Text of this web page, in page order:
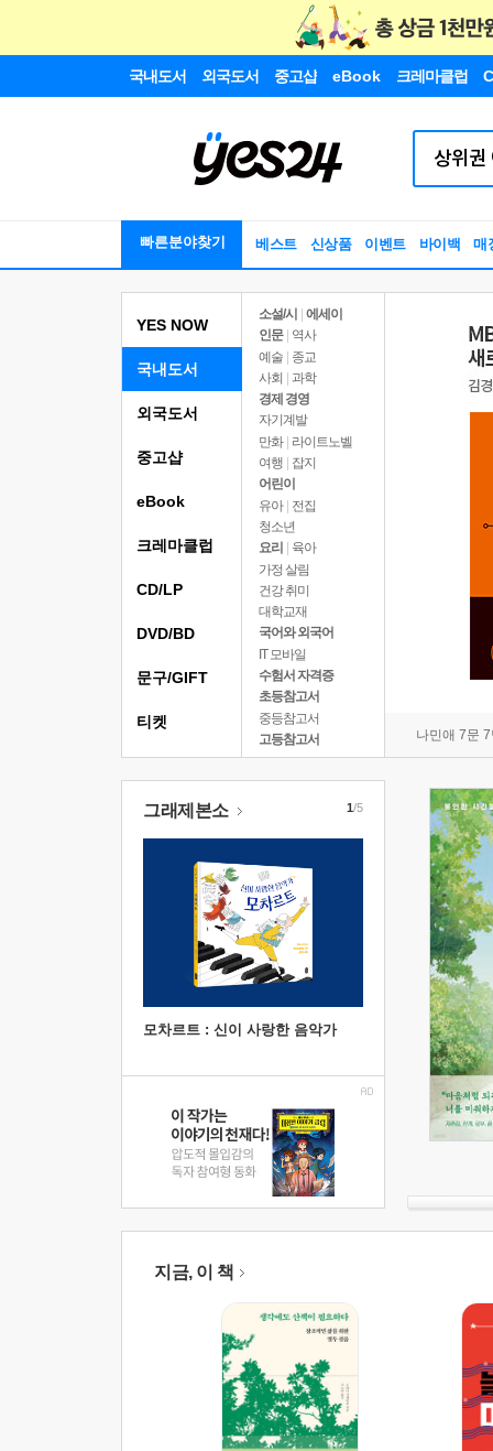
국내도서 외국도서 중고샵 eBook 크레마클럽
빠른분야찾기 베스트 신상품 이벤트 바이백 매
YES NOW
국내도서
소설/시
에세이
인문
역사
예술 | 종교
사회 | 과학
경제 경영
자기계발
만화 | 라이트노벨
여행
잡지
어린이
유아 | 전집
청소년
요리
육아
가정 살림
건강 취미
대학교재
국어와 외국어
IT 모바일
수험서 자격증
초등참고서
중등참고서
고등참고서
나민애 7문
외국도서
중고샵
eBook
크레마클럽
CD/LP
DVD/BD
문구/GIFT
티켓
그래제본소
모차르트 : 신이 사랑한 음악가
1/5
지금, 이 책